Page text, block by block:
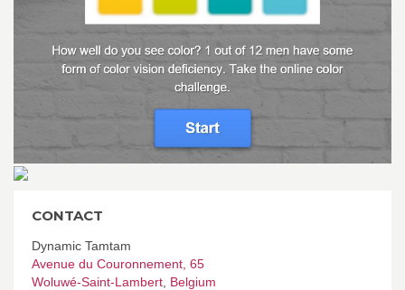
CONTACT
Dynamic Tamtam
Avenue du Couronnement, 65
Woluwé-Saint-Lambert Belgium